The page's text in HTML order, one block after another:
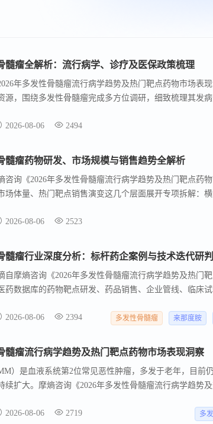
髓瘤全解析：流行病学、诊疗及医保政策梳理
年多发性骨髓瘤流行病学趋势及热门靶点药物市场表
源，围绕多发性骨髓瘤完成多方位调研，细致梳理其发
优化方向，提供扎实可靠的决策参考依据。以下为该报
2026-08-06 2494
髓瘤药物研发、市场规模与销售趋势全解析
咨询《2026年多发性骨髓瘤流行病学趋势及热门靶点药
场体量、热门靶点销售演变这几个层面展开专项拆解：
。可为药企敲定靶点研发方向、规划上市节奏、预判行
2026-08-06 2523
髓瘤行业深度分析：标杆药企案例与技术迭代研判
自摩熵咨询《2026年多发性骨髓瘤流行病学趋势及热门
药数据库的药物靶点研发、药品销售、企业管线、临床
2026-08-06 2394 多发性骨髓瘤 来那度胺
髓瘤流行病学趋势及热门靶点药物市场表现洞察
）是血液系统第2位常见恶性肿瘤，多发于老年，目前
续扩大。摩熵咨询《2026年多发性骨髓瘤流行病学趋势
2026-08-06 2719 多